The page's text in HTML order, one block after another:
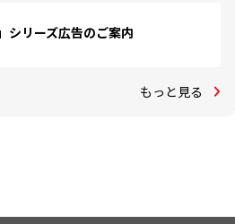
シリーズ広告のご案内
もっと見る